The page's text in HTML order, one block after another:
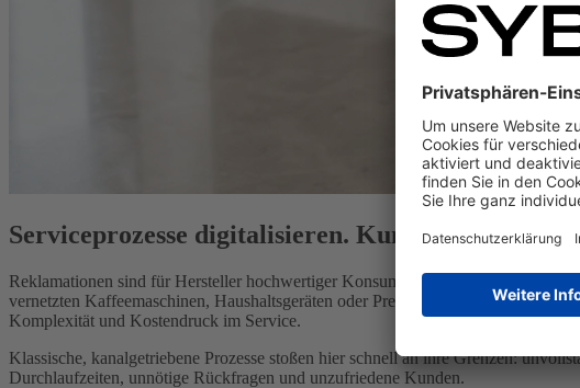
Serviceprozesse digitalisieren. Kundenbindung
Reklamationen sind für Hersteller hochwertiger Konsumgüter kein Randthema
vernetzten Kaffeemaschinen, Haushaltsgeräten oder Premium-Elektronik
Komplexität und Kostendruck im Service.
Klassische, kanalgetriebene Prozesse stoßen hier schnell an ihre Grenzen:
Durchlaufzeiten, unnötige Rückfragen und unzufriedene Kunden.